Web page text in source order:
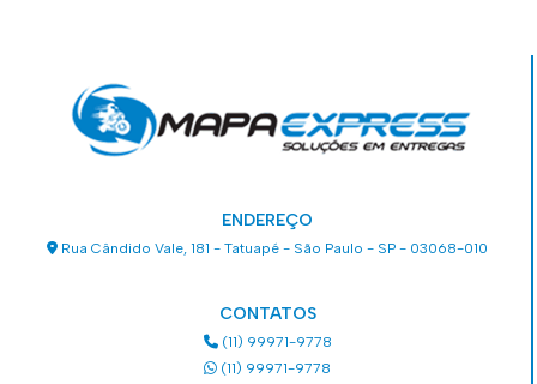
ENDEREÇO
Rua Cândido Vale, 181 - Tatuapé - São Paulo - SP - 03068-010
CONTATOS
(11) 99971-9778
(11) 99971-9778